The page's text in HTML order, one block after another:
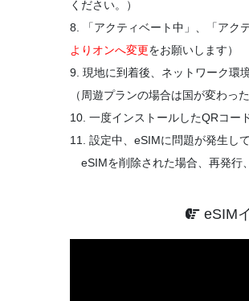
ください。）
8. 「アクティベート中」、「アク
よりオンへ変更をお願いします）
9. 現地に到着後、ネットワーク環
（周遊プランの場合は国が変わっ
10. 一度インストールしたQRコー
11. 設定中、eSIMに問題が発生し
eSIMを削除された場合、再発行
eSIM